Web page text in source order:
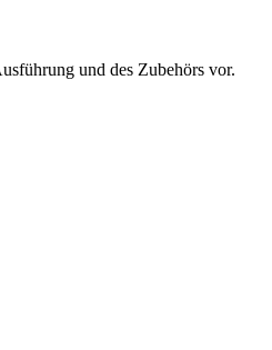
und des Zubehörs vor.